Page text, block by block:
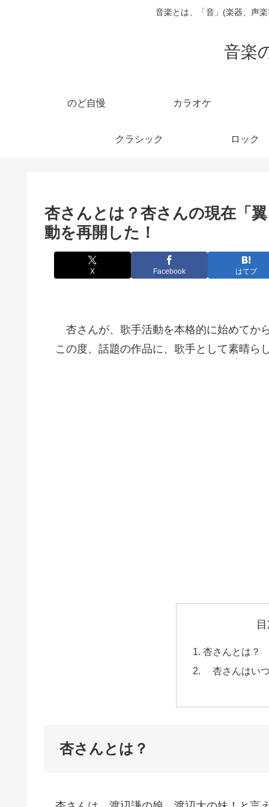
音楽とは、「音」(楽器、声
音楽
のど自慢 カラオケ
クラシック ロック
杏さんとは？杏さんの現在「
動を再開した！
X Facebook はてブ
杏さんが、歌手活動を本格的に始めてか
この度、話題の作品に、 歌手として素晴ら
杏さんとは？
杏さんはい
杏さんとは？